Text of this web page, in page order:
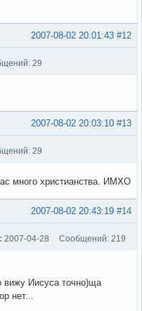
#12
2007-08-02 20:01:43
29
#13
2007-08-02 20:03:10
29
много христианства. ИМХО
#14
2007-08-02 20:43:19
2007-04-28 Сообщений: 219
вижу Иисуса точно)ща
нет...